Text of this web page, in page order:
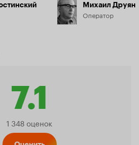
Михаил Друян
Оператор
7.1
1 348 оценок